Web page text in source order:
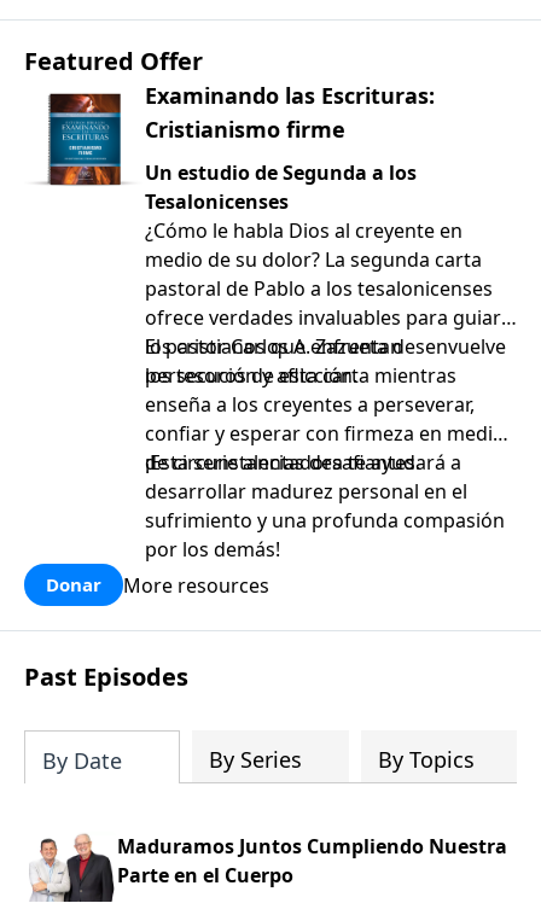
Featured Offer
Examinando las Escrituras:
Cristianismo firme
Un estudio de Segunda a los
Tesalonicenses
¿Cómo le habla Dios al creyente en
medio de su dolor? La segunda carta
pastoral de Pablo a los tesalonicenses
ofrece verdades invaluables para guiar a
los cristianos que enfrentan
persecución y aflicción.
El pastor Carlos A. Zazueta desenvuelve
los tesoros de esta carta mientras
enseña a los creyentes a perseverar,
confiar y esperar con firmeza en medio
de circunstancias desafiantes.
¡Esta serie alentadora te ayudará a
desarrollar madurez personal en el
sufrimiento y una profunda compasión
por los demás!
Donar More resources
Past Episodes
By Date By Series By Topics
Maduramos Juntos Cumpliendo Nuestra
Parte en el Cuerpo